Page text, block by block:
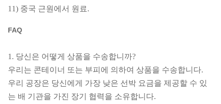
11) 중국 근원에서 원료.
FAQ
1. 당신은 어떻게 상품을 수송합니까?
우리는 콘테이너 또는 부피에 의하여 상품을 수송합니다.
우리 공장은 당신에게 가장 낮은 선박 요금을 제공할 수 있
는 배 기관을 가진 장기 협력을 소유합니다.